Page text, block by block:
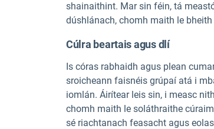
shainaithint. Mar sin féin, tá
dúshlánach, chomh maith le
Cúlra beartais agus dlí
Is córas rabhaidh agus plean
sroicheann faisnéis grúpaí atá i
iomlán. Áirítear leis sin, i measc
chomh maith le soláthraithe
sé riachtanach feasacht agus